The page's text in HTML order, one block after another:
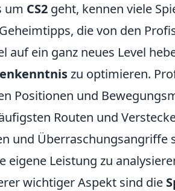
um CS2 geht, kennen viele
die von den
auf ein ganz neues Level
zu optimieren.
Positionen und
Routen und
und Überraschungsangriffe
eigene Leistung zu
wichtiger Aspekt sind die